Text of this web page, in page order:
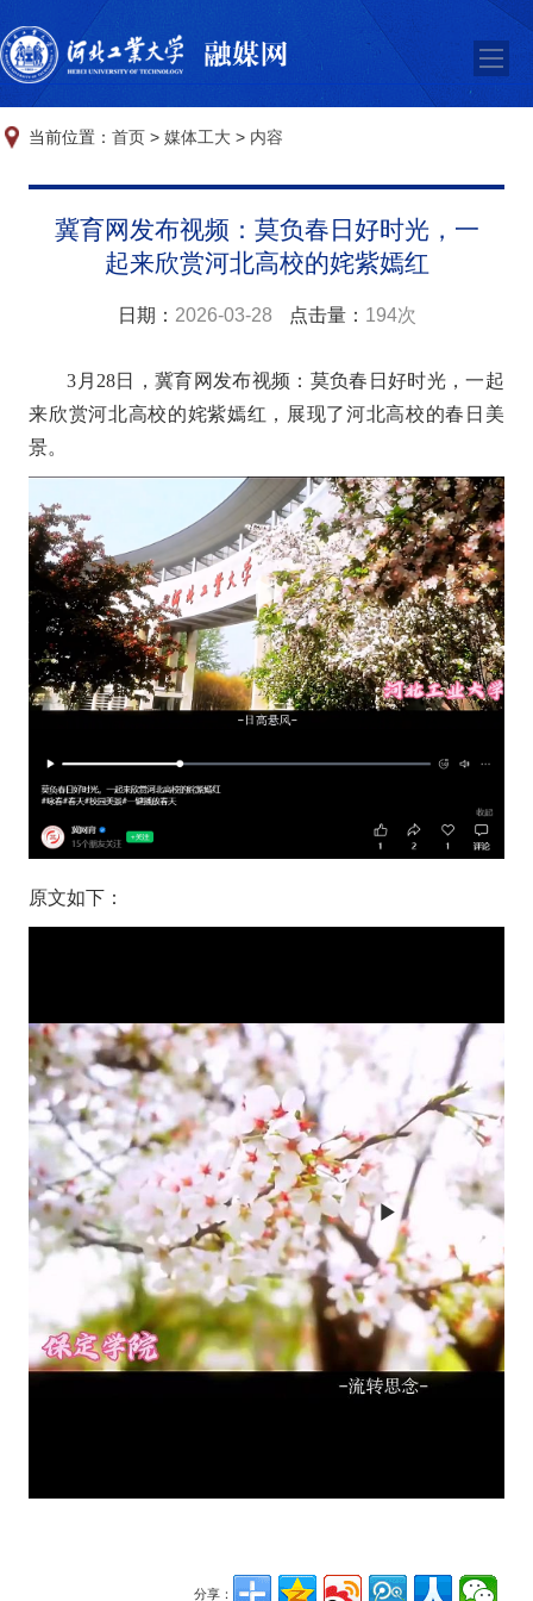
当前位置：首页 >媒体工大 > 内容
冀育网发布视频：莫负春日好时光，一
起来欣赏河北高校的姹紫嫣红
日期： 2026-03-28 点击量： 194次
3月28日，冀育网发布视频：莫负春日好时光，一起
来欣赏河北高校的姹紫嫣红，展现了河北高校的春日美
景。
原文如下：
Play
Video
分享：